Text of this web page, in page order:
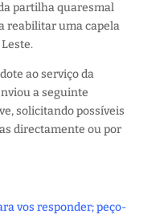
partilha quaresmal
reabilitar uma capela
ao serviço da
a seguinte
solicitando possíveis
directamente ou por
vos responder; peço-